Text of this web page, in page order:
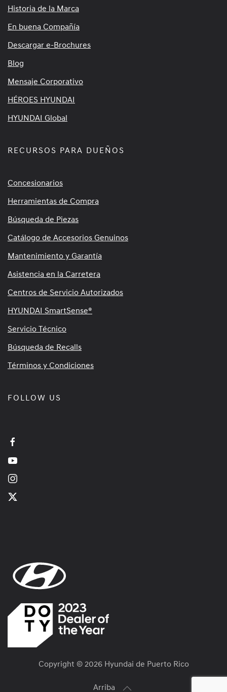
Historia de la Marca
En buena Compañía
Descargar e-Brochures
Blog
Mensaje Corporativo
HÉROES HYUNDAI
HYUNDAI Global
RECURSOS PARA DUEÑOS
Concesionarios
Herramientas de Compra
Búsqueda de Piezas
Catálogo de Accesorios Genuinos
Mantenimiento y Garantía
Asistencia en la Carretera
Centros de Servicio Autorizados
HYUNDAI SmartSense®
Servicio Técnico
Búsqueda de Recalls
Términos y Condiciones
FOLLOW US
Copyright © 2026 Hyundai de Puerto Rico
Arriba